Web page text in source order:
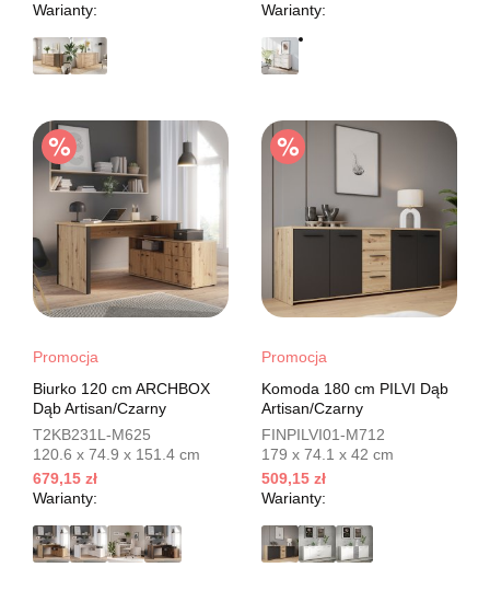
Warianty:
Warianty:
Promocja
Biurko 120 cm ARCHBOX
Dąb Artisan/Czarny
T2KB231L-M625
120.6 x 74.9 x 151.4 cm
679,15 zł
Warianty:
Promocja
Komoda 180 cm PILVI Dąb
Artisan/Czarny
FINPILVI01-M712
179 x 74.1 x 42 cm
509,15 zł
Warianty: